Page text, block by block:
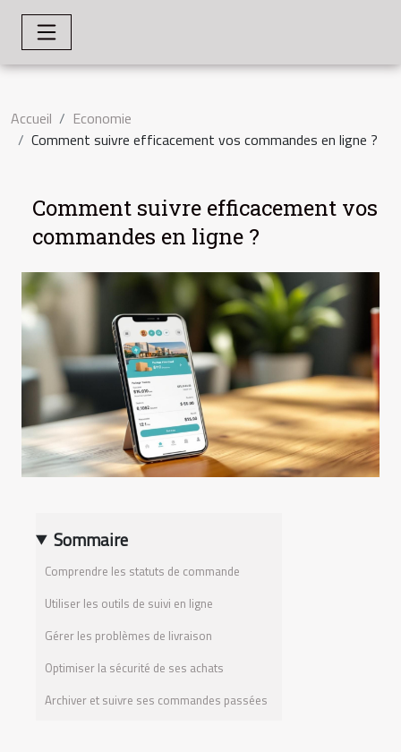
Accueil
Economie
Comment suivre efficacement vos commandes en ligne ?
Comment suivre efficacement vos
commandes en ligne ?
Sommaire
Comprendre les statuts de commande
Utiliser les outils de suivi en ligne
Gérer les problèmes de livraison
Optimiser la sécurité de ses achats
Archiver et suivre ses commandes passées